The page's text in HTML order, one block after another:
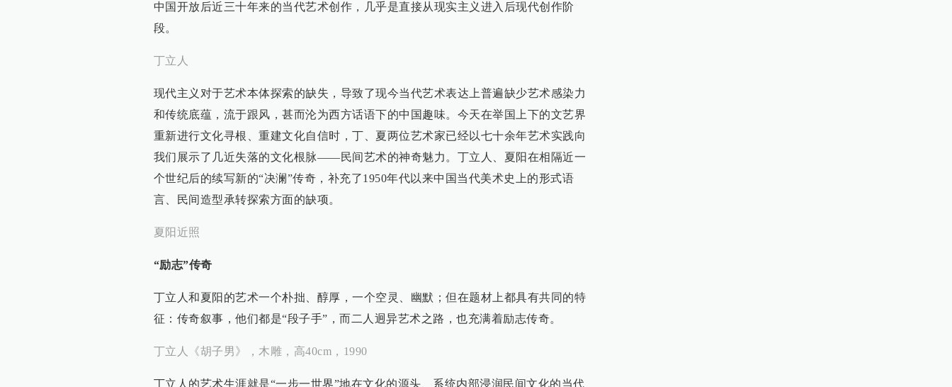
中国开放后近三十年来的当代艺术创作，几乎是直接从现实主义进入后现代创作阶
段。
丁立人
现代主义对于艺术本体探索的缺失，导致了现今当代艺术表达上普遍缺少艺术感染力
和传统底蕴，流于跟风，甚而沦为西方话语下的中国趣味。今天在举国上下的文艺界
重新进行文化寻根、重建文化自信时，丁、夏两位艺术家已经以七十余年艺术实践向
我们展示了几近失落的文化根脉——民间艺术的神奇魅力。丁立人、夏阳在相隔近一
个世纪后的续写新的“决澜”传奇，补充了1950年代以来中国当代美术史上的形式语
言、民间造型承转探索方面的缺项。
夏阳近照
“励志”传奇
丁立人和夏阳的艺术一个朴拙、醇厚，一个空灵、幽默；但在题材上都具有共同的特
征：传奇叙事，他们都是“段子手”，而二人迥异艺术之路，也充满着励志传奇。
丁立人《胡子男》，木雕，高40cm，1990
丁立人的艺术生涯就是“一步一世界”地在文化的源头、系统内部浸润民间文化的当代